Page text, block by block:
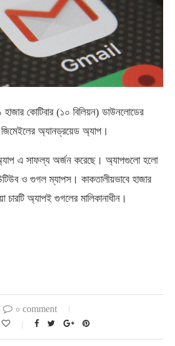
কোটিবার (১০ বিলিয়ন) ডাউনলোডের
অ্যানড্রয়েড অ্যাপ।
এ সাফল্য অর্জন করেছে। অ্যাপগুলো হলো
ও গুগল ম্যাপস। কাকতালীয়ভাবে হাজার
অ্যাপই গুগলের মালিকানাধীন।
০ comment